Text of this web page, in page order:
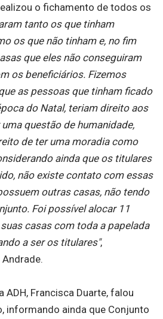
o fichamento de todos os
tanto os que tinham
os que não tinham e, no fim
que eles não conseguiram
os beneficiários. Fizemos
as pessoas que tinham ficado
do Natal, teriam direito aos
questão de humanidade,
de ter uma moradia como
ainda que os titulares
não existe contato com essas
outras casas, não tendo
Foi possível alocar 11
casas com toda a papelada
a ser os titulares",
Francisca Duarte, falou
informando ainda que Conjunto